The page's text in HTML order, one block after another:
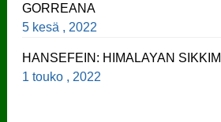
GORREANA
5 kesä , 2022
HANSEFEIN: HIMALAYAN SIKKIM
1 touko , 2022